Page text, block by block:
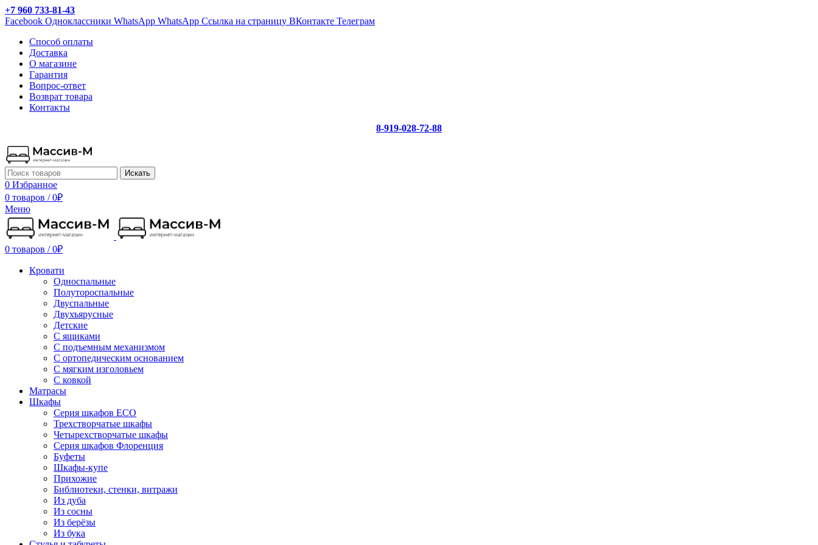
+7 960 733-81-43
Facebook Одноклассники WhatsApp WhatsApp Ссылка на страницу ВКонтакте Телеграм
Способ оплаты
Доставка
О магазине
Гарантия
Вопрос-ответ
Возврат товара
Контакты
8-919-028-72-88
Искать
0 Избранное
0 товаров / 0₽
Меню
0 товаров / 0₽
Кровати
Односпальные
Полутороспальные
Двуспальные
Двухъярусные
Детские
С ящиками
С подъемным механизмом
С ортопедическим основанием
С мягким изголовьем
С ковкой
Матрасы
Шкафы
Серия шкафов ECO
Трехстворчатые шкафы
Четырехстворчатые шкафы
Серия шкафов Флоренция
Буфеты
Шкафы-купе
Прихожие
Библиотеки, стенки, витражи
Из дуба
Из сосны
Из берёзы
Из бука